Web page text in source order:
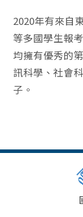
2020年有來自
等多國學生報
均擁有優秀的
訊科學、社會
子。